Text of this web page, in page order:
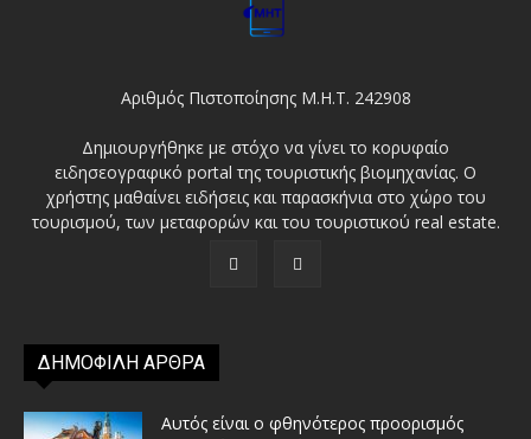
Αριθμός Πιστοποίησης Μ.Η.Τ. 242908
Δημιουργήθηκε με στόχο να γίνει το κορυφαίο
ειδησεογραφικό portal της τουριστικής βιομηχανίας. Ο
χρήστης μαθαίνει ειδήσεις και παρασκήνια στο χώρο του
τουρισμού, των μεταφορών και του τουριστικού real estate.
ΔΗΜΟΦΙΛΗ ΑΡΘΡΑ
Αυτός είναι ο φθηνότερος προορισμός